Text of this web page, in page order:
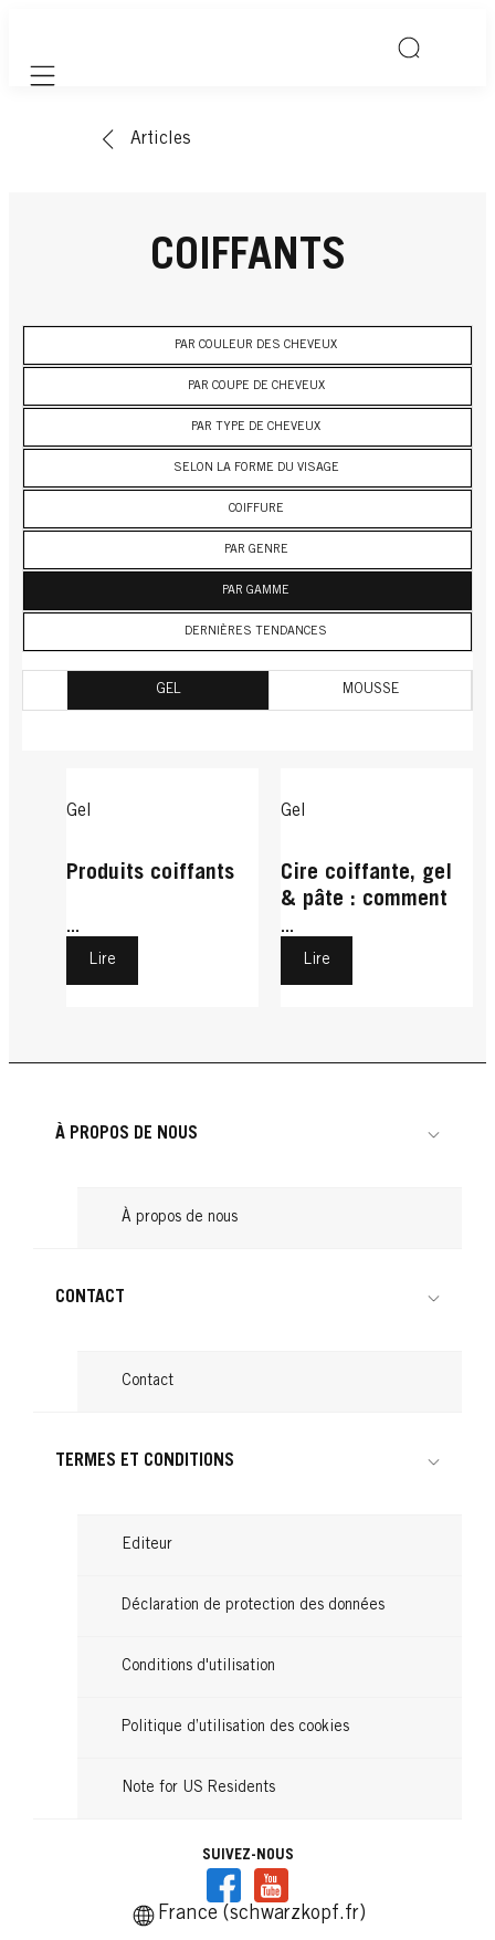
Mobile navigation
Articles
COIFFANTS
PAR COULEUR DES CHEVEUX
PAR COUPE DE CHEVEUX
PAR TYPE DE CHEVEUX
SELON LA FORME DU VISAGE
COIFFURE
PAR GENRE
PAR GAMME
DERNIÈRES TENDANCES
GEL MOUSSE
Gel
Produits coiffants
...
Lire
Gel
Cire coiffante, gel
& pâte : comment
les appliquer
correctement
...
Lire
À PROPOS DE NOUS
À propos de nous
CONTACT
Contact
TERMES ET CONDITIONS
Editeur
Déclaration de protection des données
Conditions d'utilisation
Politique d’utilisation des cookies
Note for US Residents
SUIVEZ-NOUS
France (schwarzkopf.fr)